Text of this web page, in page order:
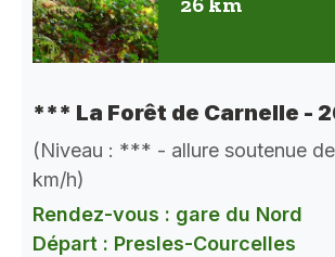
*** La Forêt de Carnelle -
(Niveau : *** - allure soutenue
km/h)
Rendez-vous : gare du Nord
Départ : Presles-Courcelles